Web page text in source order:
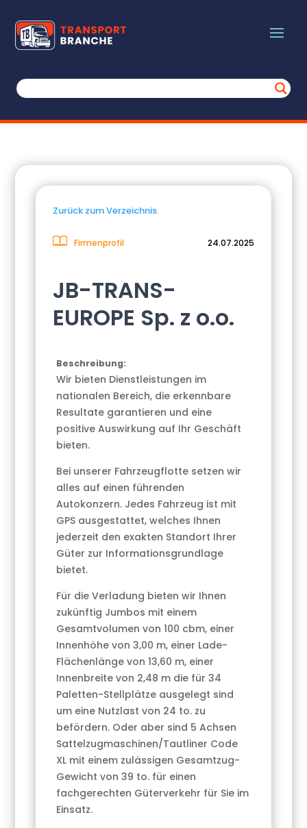
Zurück zum Verzeichnis.
Firmenprofil 24.07.2025
JB-TRANS-
EUROPE Sp. z o.o.
Beschreibung:
Wir bieten Dienstleistungen im
nationalen Bereich, die erkennbare
Resultate garantieren und eine
positive Auswirkung auf Ihr Geschäft
bieten.
Bei unserer Fahrzeugflotte setzen wir
alles auf einen führenden
Autokonzern. Jedes Fahrzeug ist mit
GPS ausgestattet, welches Ihnen
jederzeit den exakten Standort Ihrer
Güter zur Informationsgrundlage
bietet.
Für die Verladung bieten wir Ihnen
zukünftig Jumbos mit einem
Gesamtvolumen von 100 cbm, einer
Innenhöhe von 3,00 m, einer Lade-
Flächenlänge von 13,60 m, einer
Innenbreite von 2,48 m die für 34
Paletten-Stellplätze ausgelegt sind
um eine Nutzlast von 24 to. zu
befördern. Oder aber sind 5 Achsen
Sattelzugmaschinen/Tautliner Code
XL mit einem zulässigen Gesamtzug-
Gewicht von 39 to. für einen
fachgerechten Güterverkehr für Sie im
Einsatz.